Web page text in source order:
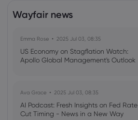
Wayfair news
Emma Rose 2025 Jul 03, 08:35
US Economy on Stagflation Watch:
Apollo Global Management's Outlook
Ava Grace 2025 Jul 03, 08:35
AI Podcast: Fresh Insights on Fed Rate
Cut Timing - News in a New Way